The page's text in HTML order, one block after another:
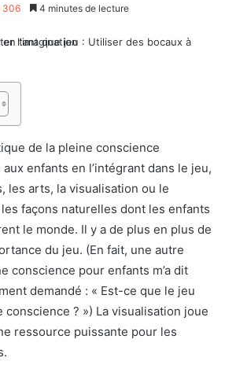
306 4 minutes de lecture
de la pleine conscience
enfants en l’intégrant dans le jeu,
les arts, la visualisation ou le
façons naturelles dont les enfants
le monde. Il y a de plus en plus de
du jeu. (En fait, une autre
conscience pour enfants m’a dit
demandé : « Est-ce que le jeu
? ») La visualisation joue
ressource puissante pour les